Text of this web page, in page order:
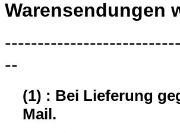
Warensendungen
--
(1) : Bei Lieferung
Mail.